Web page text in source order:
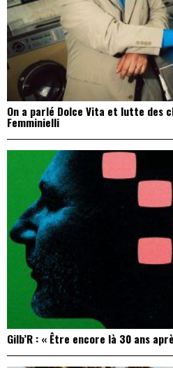
On a parlé Dolce Vita et lutte des
Femminielli
Gilb’R : « Être encore là 30 ans